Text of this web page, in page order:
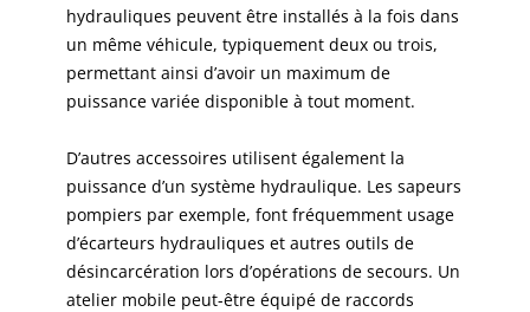
hydrauliques peuvent être installés à la fois dans
un même véhicule, typiquement deux ou trois,
permettant ainsi d’avoir un maximum de
puissance variée disponible à tout moment.
D’autres accessoires utilisent également la
puissance d’un système hydraulique. Les sapeurs
pompiers par exemple, font fréquemment usage
d’écarteurs hydrauliques et autres outils de
désincarcération lors d’opérations de secours. Un
atelier mobile peut-être équipé de raccords